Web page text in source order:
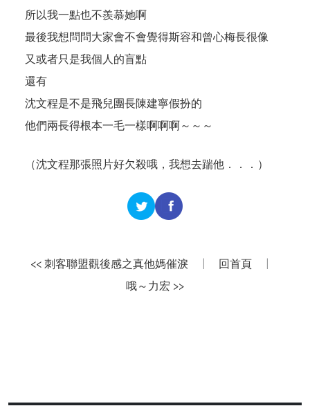
所以我一點也不羨慕她啊
最後我想問問大家會不會覺得斯容和曾心梅長很像
又或者只是我個人的盲點
還有
沈文程是不是飛兒團長陳建寧假扮的
他們兩長得根本一毛一樣啊啊啊～～～
（沈文程那張照片好欠殺哦，我想去踹他．．．）
<< 刺客聯盟觀後感之真他媽催淚 回首頁
哦～力宏 >>